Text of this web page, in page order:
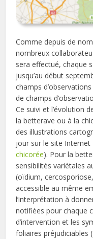
Comme depuis de
nombreux
sera effectué, chaque
jusqu’au début
champs
de champs
Ce suivi et l’évolution
la betterave ou à la
des illustrations
jour sur le site Internet
chicorée). Pour la
sensibilités variétales
(oïdium,
accessible au même
l’interprétation à
notifiées pour chaque
d’intervention et les
foliaires préjudiciables